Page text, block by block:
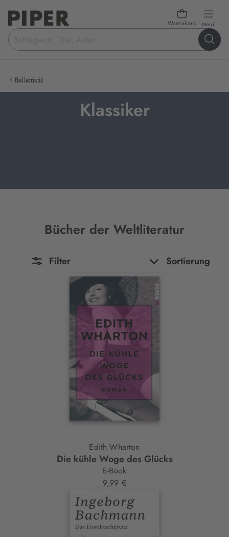
Warenkorb Menü
Suchbegriff
eingeben
Belletristik
Klassiker
Bücher der Weltliteratur
Filter Sortierung
Edith Wharton
Die kühle Woge des Glücks
E-Book
9,99 €